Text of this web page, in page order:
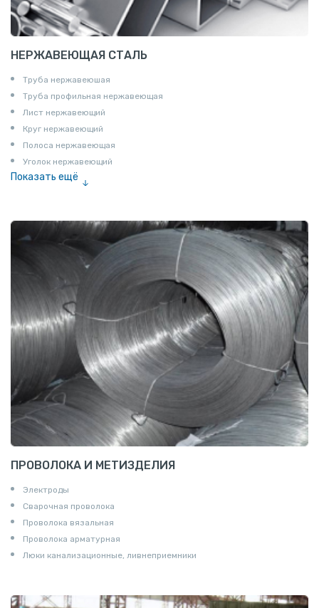
НЕРЖАВЕЮЩАЯ СТАЛЬ
Труба нержавеюшая
Труба профильная нержавеющая
Лист нержавеющий
Круг нержавеющий
Полоса нержавеющая
Уголок нержавеющий
Показать ещё
ПРОВОЛОКА И МЕТИЗДЕЛИЯ
Электроды
Сварочная проволока
Проволока вязальная
Проволока арматурная
Люки канализационные, ливнеприемники